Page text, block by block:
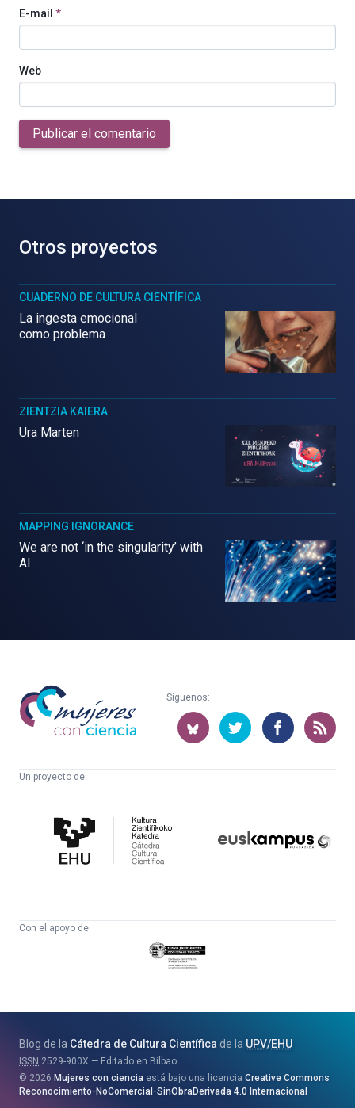
E-mail *
Web
Publicar el comentario
Otros proyectos
CUADERNO DE CULTURA CIENTÍFICA
La ingesta emocional
como problema
ZIENTZIA KAIERA
Ura Marten
MAPPING IGNORANCE
We are not ‘in the singularity’ with
AI.
Mujeres
con
ciencia
Síguenos:
Un proyecto de:
Cultura
Científica
Con el apoyo de:
Eusko
Jaurlaritza
eta
Berrikuntza
Saila
Blog de la Cátedra de Cultura Científicade la UPV/EHU
ISSN 2529-900X
Editado en Bilbao
2026 Mujeres con ciencia está bajo una licencia Creative Commons
Reconocimiento-NoComercial-SinObraDerivada 4.0 Internacional